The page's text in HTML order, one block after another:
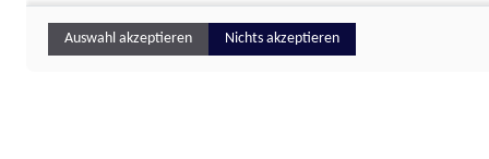
Auswahl akzeptieren Nichts akzeptieren